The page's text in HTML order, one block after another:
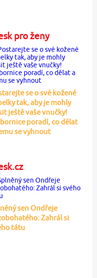
pro ženy
se o své kožené
tak, aby je mohly
ještě vaše vnučky!
poradí, co dělat
se vyhnout
sen Ondřeje
Zahrál si
tátu